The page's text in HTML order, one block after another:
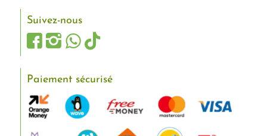
Suivez-nous
Paiement sécurisé